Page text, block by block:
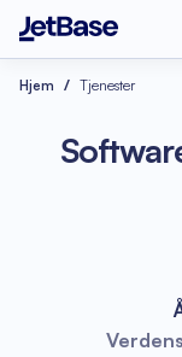
Hjem Tjenester